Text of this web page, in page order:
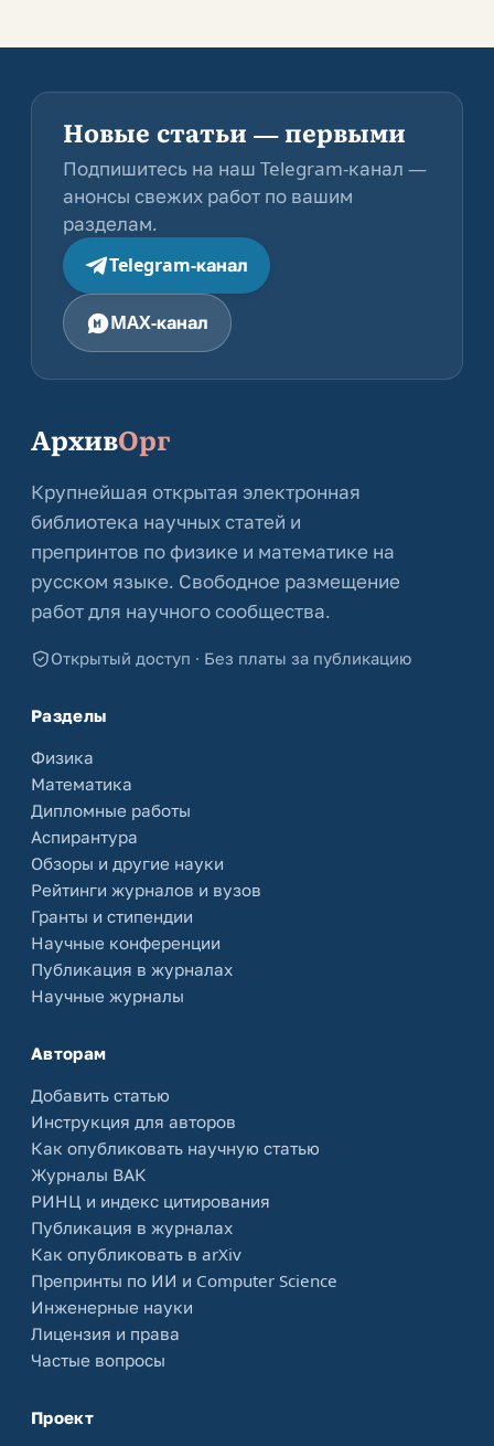
Новые статьи — первыми
Подпишитесь на наш Telegram-канал —
анонсы свежих работ по вашим
разделам.
Telegram-канал
MAX-канал
АрхивОрг
Крупнейшая открытая электронная
библиотека научных статей и
препринтов по физике и математике на
русском языке. Свободное размещение
работ для научного сообщества.
Открытый доступ · Без платы за публикацию
Разделы
Физика
Математика
Дипломные работы
Аспирантура
Обзоры и другие науки
Рейтинги журналов и вузов
Гранты и стипендии
Научные конференции
Публикация в журналах
Научные журналы
Авторам
Добавить статью
Инструкция для авторов
Как опубликовать научную статью
Журналы ВАК
РИНЦ и индекс цитирования
Публикация в журналах
Как опубликовать в arXiv
Препринты по ИИ и Computer Science
Инженерные науки
Лицензия и права
Частые вопросы
Проект